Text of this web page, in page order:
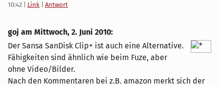
10:42 Link Antwort
goj am Mittwoch, 2. Juni 2010:
Der Sansa SanDisk Clip+ ist auch eine Alternative.
Fähigkeiten sind ähnlich wie beim Fuze, aber
ohne Video/Bilder.
Nach den Kommentaren bei z.B. amazon merkt sich der